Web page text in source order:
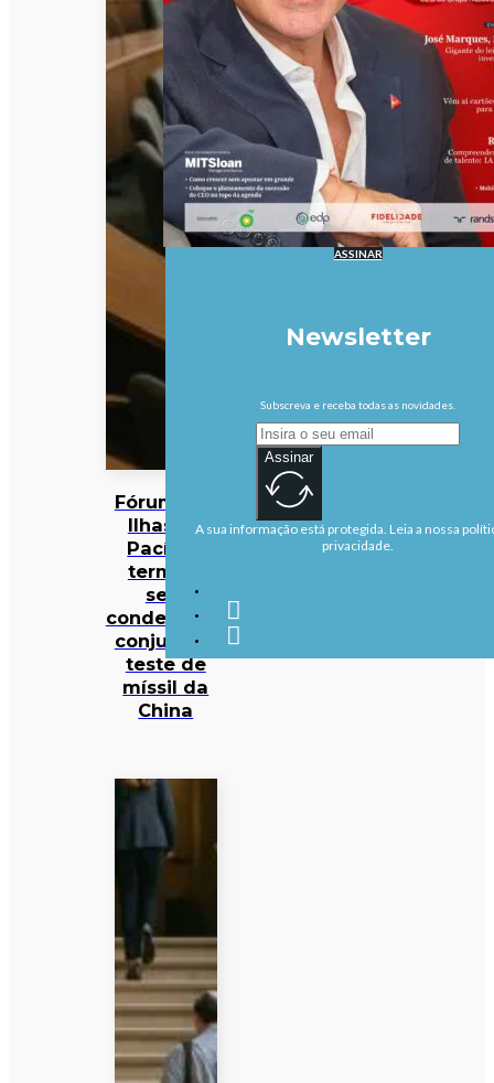
Fórum das
Ilhas do
Pacífico
termina
sem
condenação
conjunta a
teste de
míssil da
China
ASSINAR
Newsletter
Subscreva e receba todas as novidades.
Assinar
A sua informação está protegida. Leia a nossa
privacidade.